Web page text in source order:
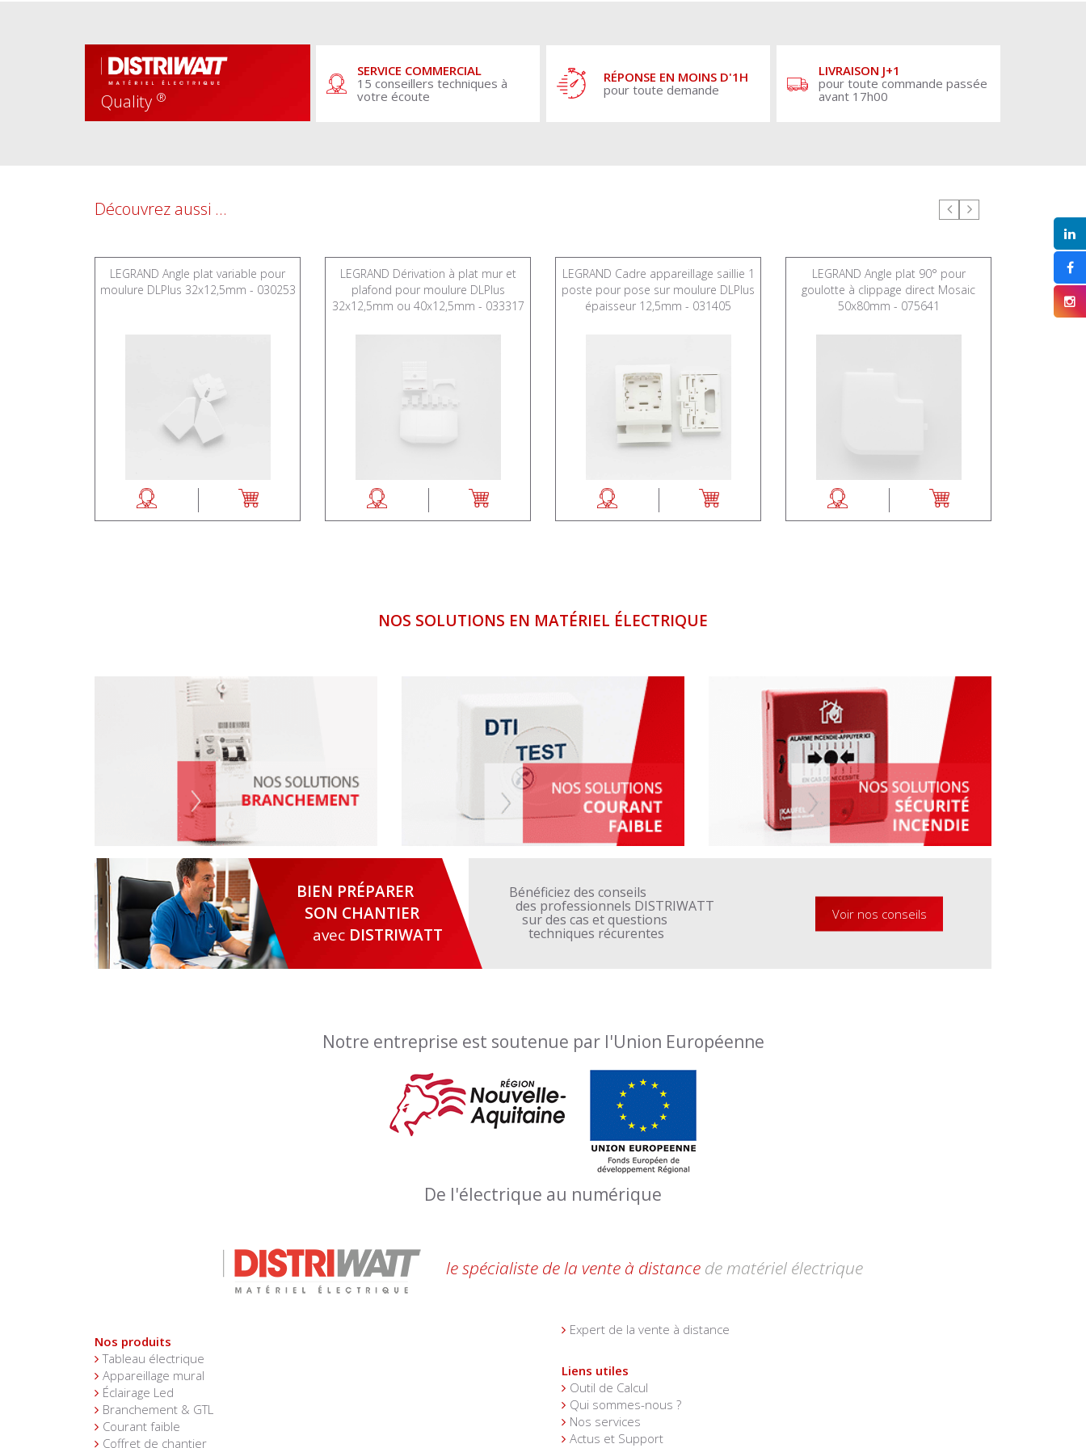
Quality ®
SERVICE COMMERCIAL
15 conseillers techniques à
votre écoute
RÉPONSE EN MOINS D'1H
pour toute demande
LIVRAISON J+1
pour toute commande passée
avant 17h00
Découvrez aussi ...
LEGRAND Angle plat variable pour
moulure DLPlus 32x12,5mm - 030253
LEGRAND Dérivation à plat mur et
plafond pour moulure DLPlus
32x12,5mm ou 40x12,5mm - 033317
LEGRAND Cadre appareillage saillie 1
poste pour pose sur moulure DLPlus
épaisseur 12,5mm - 031405
LEGRAND Angle plat 90° pour
goulotte à clippage direct Mosaic
50x80mm - 075641
goulotte
NOS SOLUTIONS EN MATÉRIEL ÉLECTRIQUE
Bénéficiez des conseils
des professionnels DISTRIWATT
sur des cas et questions
techniques récurentes
Voir nos conseils
BIEN PRÉPARER
SON CHANTIER
avec DISTRIWATT
Notre entreprise est soutenue par l'Union Européenne
De l'électrique au numérique
le spécialiste de la vente à distancede matériel électrique
Nos produits
Tableau électrique
Appareillage mural
Éclairage Led
Branchement & GTL
Courant faible
Coffret de chantier
Expert de la vente à distance
Liens utiles
Outil de Calcul
Qui sommes-nous ?
Nos services
Actus et Support